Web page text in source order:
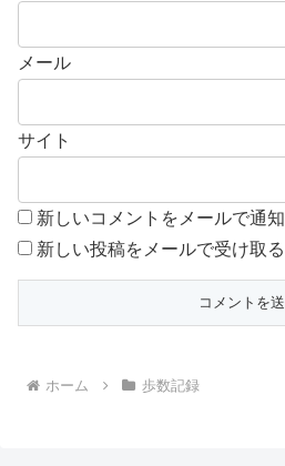
メール
サイト
新しいコメントをメールで通知
新しい投稿をメールで受け取る
ホーム 歩数記録